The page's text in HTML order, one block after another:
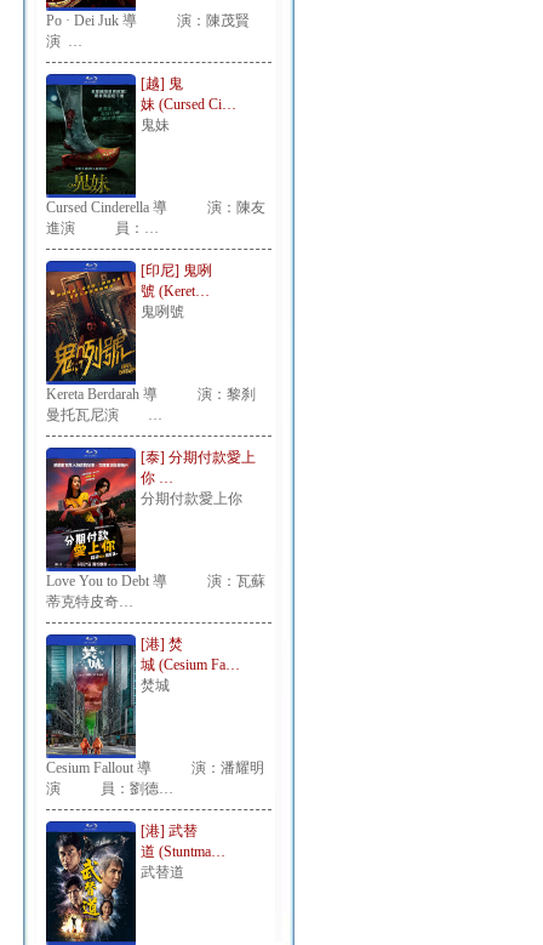
Po · Dei Juk 導 演：陳茂賢
演 …
[越] 鬼
妹 (Cursed Ci…
鬼妹
Cursed Cinderella 導 演：陳友
進演 員：…
[印尼] 鬼咧
號 (Keret…
鬼咧號
Kereta Berdarah 導 演：黎刹
曼托瓦尼演 …
[泰] 分期付款愛上
你 …
分期付款愛上你
Love You to Debt 導 演：瓦蘇
蒂克特皮奇…
[港] 焚
城 (Cesium Fa…
焚城
Cesium Fallout 導 演：潘耀明
演 員：劉德…
[港] 武替
道 (Stuntma…
武替道